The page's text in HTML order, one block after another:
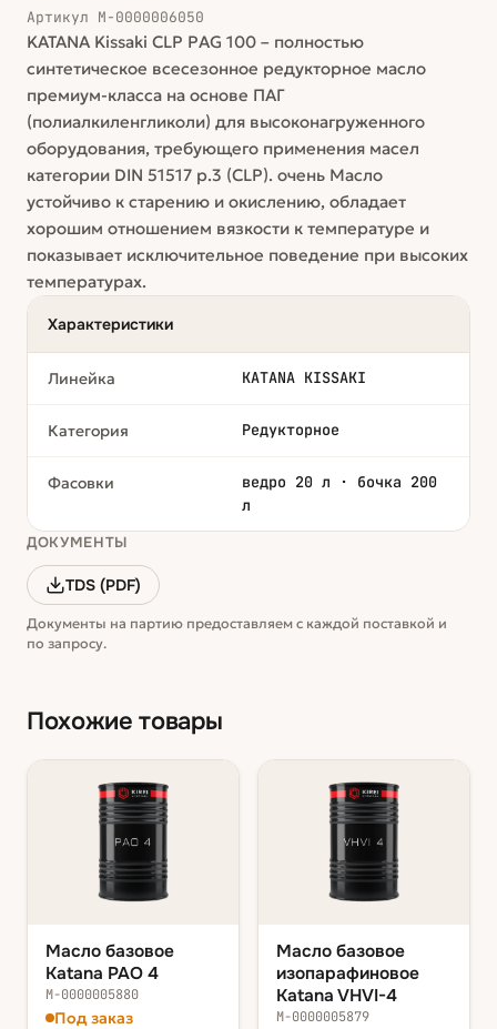
Артикул М-0000006050
KATANA Kissaki CLP PAG 100 – полностью
синтетическое всесезонное редукторное масло
премиум-класса на основе ПАГ
(полиалкиленгликоли) для высоконагруженного
оборудования, требующего применения масел
категории DIN 51517 p.3 (CLP). очень Масло
устойчиво к старению и окислению, обладает
хорошим отношением вязкости к температуре и
показывает исключительное поведение при высоких
температурах.
Характеристики
Линейка KATANA KISSAKI
Категория Редукторное
Фасовки
ведро 20 л · бочка 200
л
ДОКУМЕНТЫ
TDS (PDF)
Документы на партию предоставляем с каждой поставкой и
по запросу.
Похожие товары
Масло базовое
Katana PAO 4
М-0000005880
Под заказ
Масло базовое
изопарафиновое
Katana VHVI-4
М-0000005879